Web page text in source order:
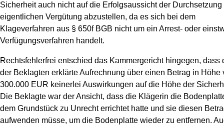
Sicherheit auch nicht auf die Erfolgsaussicht der Durchsetzung
eigentlichen Vergütung abzustellen, da es sich bei dem
Klageverfahren aus § 650f BGB nicht um ein Arrest- oder
Verfügungsverfahren handelt.
Rechtsfehlerfrei entschied das Kammergericht hingegen, dass
der Beklagten erklärte Aufrechnung über einen Betrag in Höhe
300.000 EUR keinerlei Auswirkungen auf die Höhe der
Die Beklagte war der Ansicht, dass die Klägerin die
dem Grundstück zu Unrecht errichtet hatte und sie diesen
aufwenden müsse, um die Bodenplatte wieder zu entfernen.